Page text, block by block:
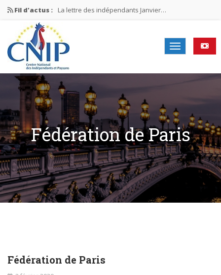
Fil d'actus : La lettre des indépendants Janvier…
La lettre des indépendants Novembre…
La lettre des indépendants Juin…
Mission nationale ÉLECTIONS MUNICIPALES 2026
La lettre des indépendants N°2-2026
Fédération de Paris
Fédération de Paris